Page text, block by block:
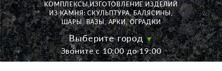
ДОСТАВКА
КОНТАКТЫ
K2532513@yandex.ru
КОМПЛЕКСЫ,ИЗГОТОВЛЕНИЕ ИЗДЕЛИЙ
ИЗ КАМНЯ: СКУЛЬПТУРА, БАЛЯСИНЫ,
ШАРЫ, ВАЗЫ, АРКИ, ОГРАДКИ
Выберите город
Звоните с 10:00 до 19:00